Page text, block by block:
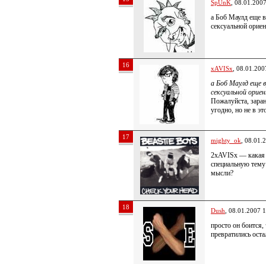
SpUnK ,
а Боб Маулд еще
сексуальной
16 xAVISx ,
а Боб Маулд еще
сексуальной
Пожалуйста,
угодно, но не в
17 mighty_ok ,
2xAVISx — какая
специальную
мысли?
18 Dush , 08.01.2007
просто он боится,
превратились